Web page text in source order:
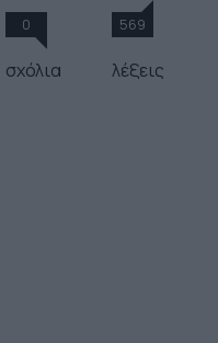
0
σχόλια
569
λέξεις